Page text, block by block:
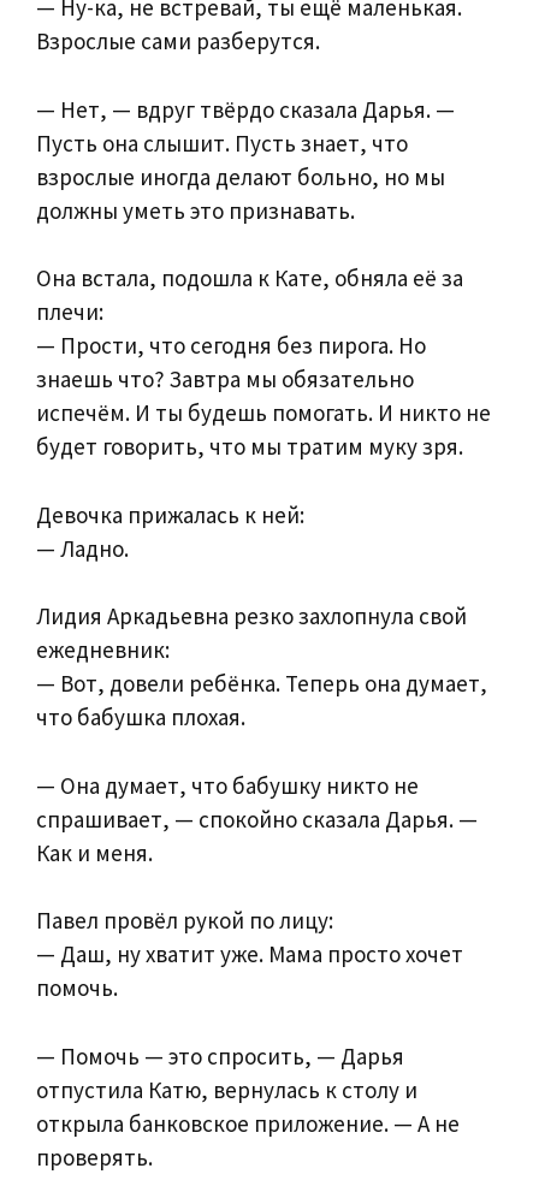
— Ну-ка, не встревай, ты ещё маленькая.
Взрослые сами разберутся.
— Нет, — вдруг твёрдо сказала Дарья. —
Пусть она слышит. Пусть знает, что
взрослые иногда делают больно, но мы
должны уметь это признавать.
Она встала, подошла к Кате, обняла её за
плечи:
— Прости, что сегодня без пирога. Но
знаешь что? Завтра мы обязательно
испечём. И ты будешь помогать. И никто не
будет говорить, что мы тратим муку зря.
Девочка прижалась к ней:
— Ладно.
Лидия Аркадьевна резко захлопнула свой
ежедневник:
— Вот, довели ребёнка. Теперь она думает,
что бабушка плохая.
— Она думает, что бабушку никто не
спрашивает, — спокойно сказала Дарья. —
Как и меня.
Павел провёл рукой по лицу:
— Даш, ну хватит уже. Мама просто хочет
помочь.
— Помочь — это спросить, — Дарья
отпустила Катю, вернулась к столу и
открыла банковское приложение. — А не
проверять.